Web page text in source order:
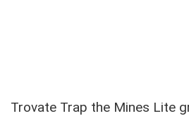
Trovate Trap the Mines Lite